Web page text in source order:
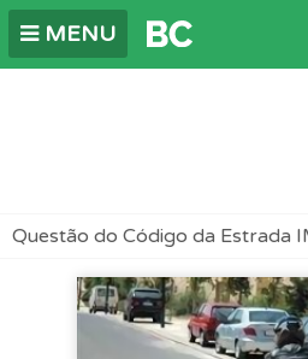
MENU
Questão do Código da Estrada